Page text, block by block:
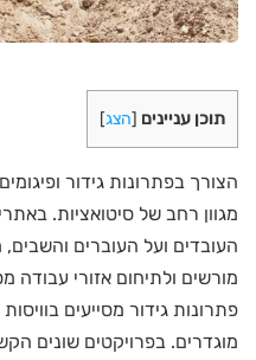
תוכן עניינים [הצג]
הצורך בפתרונות גידור
מגוון רחב של סיטואציות.
העובדים ועל העוברים
מורשים ולתיחום אזורי עבודה
פתרונות גידור מסייעים
מוגדרים. בפרויקטים שונים